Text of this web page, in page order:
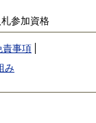
参加資格
責事項
み